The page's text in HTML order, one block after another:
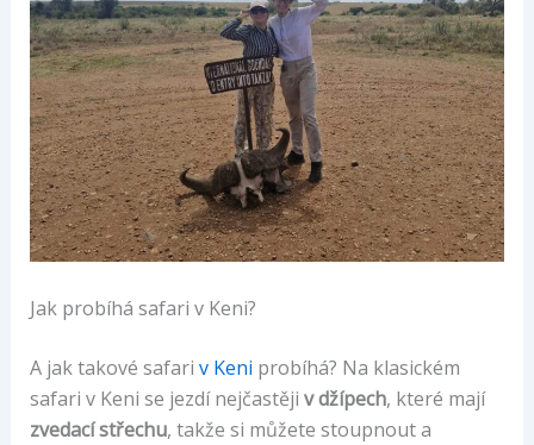
Jak probíhá safari v Keni?
A jak takové safari v Keni probíhá? Na klasickém
safari v Keni se jezdí nejčastěji v džípech, které mají
zvedací střechu, takže si můžete stoupnout a